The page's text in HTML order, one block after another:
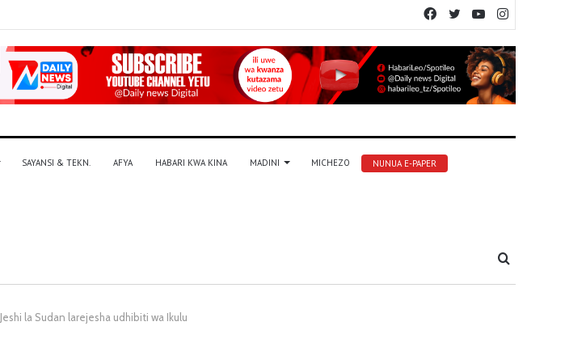
YouTube
Twitter
Facebook
SAYANSI & TEKN. AFYA HABARI KWA KINA MADINI MICHEZO NUNUA E-PAPER
Tafuta
Jeshi la Sudan larejesha udhibiti wa Ikulu